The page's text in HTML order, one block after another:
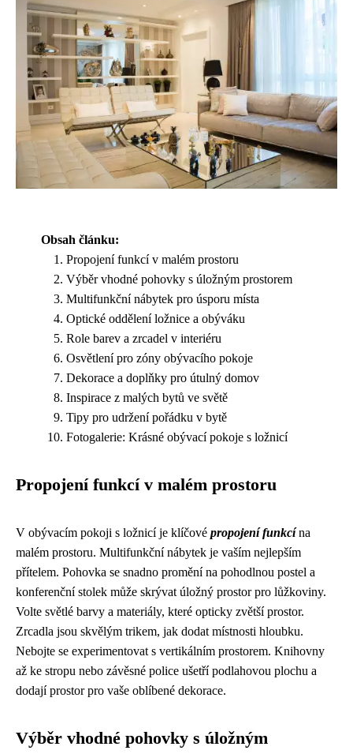
Obsah článku:
Propojení funkcí v malém prostoru
Výběr vhodné pohovky s úložným prostorem
Multifunkční nábytek pro úsporu místa
Optické oddělení ložnice a obýváku
Role barev a zrcadel v interiéru
Osvětlení pro zóny obývacího pokoje
Dekorace a doplňky pro útulný domov
Inspirace z malých bytů ve světě
Tipy pro udržení pořádku v bytě
Fotogalerie: Krásné obývací pokoje s ložnicí
Propojení funkcí v malém prostoru
V obývacím pokoji s ložnicí je klíčové propojení funkcína
malém prostoru. Multifunkční nábytek je vaším nejlepším
přítelem. Pohovka se snadno promění na pohodlnou postel a
konferenční stolek může skrývat úložný prostor pro lůžkoviny.
Volte světlé barvy a materiály, které opticky zvětší prostor.
Zrcadla jsou skvělým trikem, jak dodat místnosti hloubku.
Nebojte se experimentovat s vertikálním prostorem. Knihovny
až ke stropu nebo závěsné police ušetří podlahovou plochu a
dodají prostor pro vaše oblíbené dekorace.
Výběr vhodné pohovky s úložným